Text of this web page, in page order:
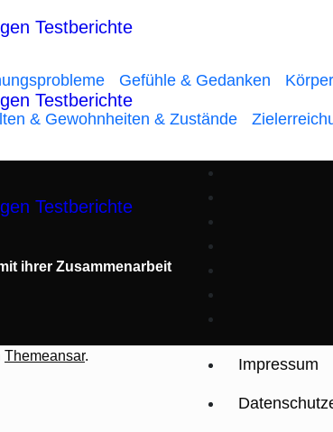
Gefühle & Gedanken
& Gewohnheiten & Zustände
ihrer Zusammenarbeit
Themeansar. Impressum